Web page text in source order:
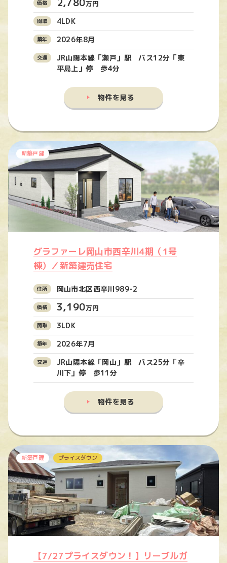
万円
4LDK
2026年8月
JR山陽本線「瀬戸」駅 バス12分「東
平島上」停 歩4分
物件を見る
新築戸建
グラファーレ岡山市西辛川4期（1号
棟）／新築建売住宅
岡山市北区西辛川989-2
3,190万円
3LDK
2026年7月
JR山陽本線「岡山」駅 バス25分「辛
川下」停 歩11分
物件を見る
新築戸建 プライスダウン
【7/27プライスダウン！】リーブルガ